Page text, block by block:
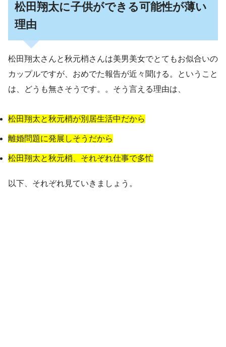
松田翔太に子供ができる可能性が薄い
理由
松田翔太さんと秋元梢さんは美男美女でとてもお似合いの
カップルですが、おめでた報告が近々聞ける。ということ
は、どうも無さそうです。。そう言える理由は、
松田翔太と秋元梢が別居生活中だから
離婚問題に発展しそうだから
松田翔太と秋元梢、それぞれ仕事で多忙
以下、それぞれ見ていきましょう。